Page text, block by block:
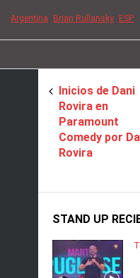
Argentina Brian Rullansky ESP
Inicios de Dani
Rovira en
Paramount
Comedy por
Rovira
STAND UP